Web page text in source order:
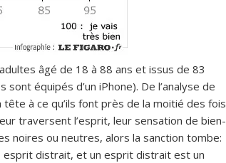
âgé de 18 à 88 ans et issus de 83
équipés d’un iPhone). De l’analyse de
à ce qu’ils font près de la moitié des fois
traversent l’esprit, leur sensation de bien-
noires ou neutres, alors la sanction tombe:
esprit distrait, et un esprit distrait est un